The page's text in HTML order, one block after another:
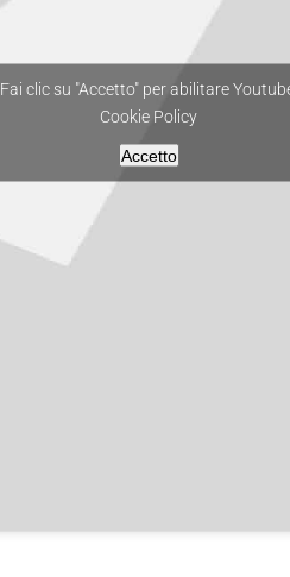
Fai clic su "Accetto" per abilitare
Cookie Policy
Accetto